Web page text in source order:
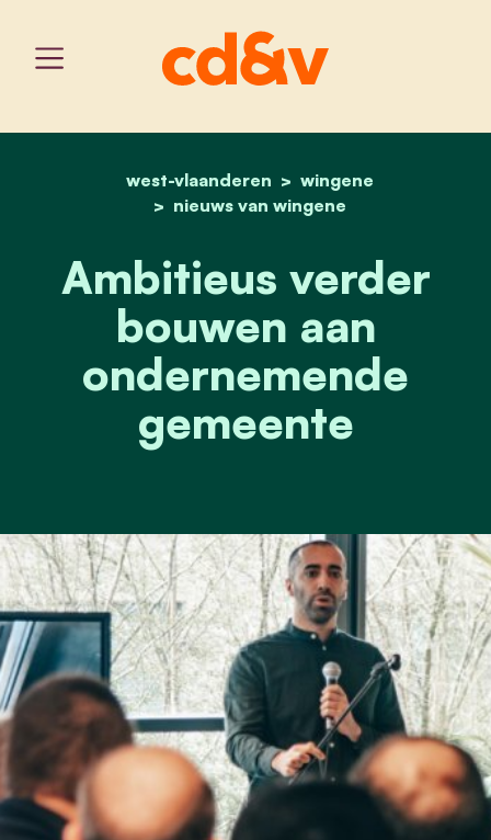
home
west-vlaanderen
wingene
nieuws van wingene
ambitieus verder
Ambitieus verder
bouwen aan
ondernemende
gemeente